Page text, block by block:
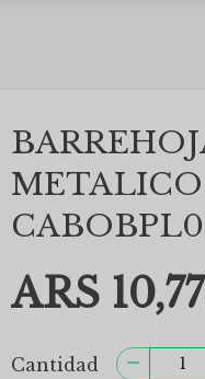
ARS
Cantidad